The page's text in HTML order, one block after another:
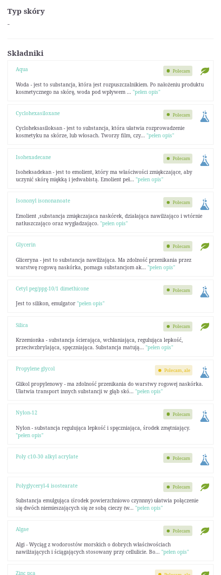
Typ skóry
-
Składniki
Aqua
Woda - jest to substancja, która jest rozpuszczalnikiem. Po nałożeniu produktu
kosmetycznego na skórę, woda pod wpływem ... "pełen opis"
Polecam
Cyclohexasiloxane
Cycloheksasiloksan - jest to substancja, która ułatwia rozprowadzenie
kosmetyku na skórze, lub włosach. Tworzy film, czy... "pełen opis"
Polecam
Isohexadecane
Isoheksadekan - jest to emolient, który ma właściwości zmiękczające, aby
uczynić skórę miękką i jedwabistą. Emolient peł... "pełen opis"
Polecam
Isononyl isononanoate
Emolient ,substancja zmiękczajaca naskórek, działająca nawilżająco i wtórnie
natłuszczająco oraz wygładzająco. "pełen opis"
Polecam
Glycerin
Gliceryna - jest to substancja nawilżająca. Ma zdolność przenikania przez
warstwę rogową naskórka, pomaga substancjom ak... "pełen opis"
Polecam
Cetyl peg/ppg-10/1 dimethicone
Jest to silikon, emulgator "pełen opis"
Polecam
Silica
Krzemionka - substancja ścierająca, wchłaniająca, regulująca lepkość,
przeciwzbrylająca, spęczniająca. Substancja matują... "pełen opis"
Polecam
Propylene glycol
Glikol propylenowy - ma zdolność przenikania do warstwy rogowej naskórka.
Ułatwia transport innych substancji w głąb skó... "pełen opis"
Polecam, ale
Nylon-12
Nylon - substancja regulująca lepkość i spęczniająca, środek zmętniający.
"pełen opis"
Polecam
Poly c10-30 alkyl acrylate Polecam
Polyglyceryl-4 isostearate
Substancja emulgująca (środek powierzchniowo czynnny) ułatwia połączenie
się dwóch niemieszających się ze sobą cieczy (w... "pełen opis"
Polecam
Algae
Algi - Wyciąg z wodorostów morskich o dobrych właściwościach
nawilżających i ściągających stosowany przy cellulicie. Bo... "pełen opis"
Polecam
Zinc pca